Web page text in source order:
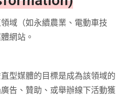
域（如永續農業、電動車技
網站。
型媒體的目標是成為該領域的
告、贊助、或舉辦線下活動獲